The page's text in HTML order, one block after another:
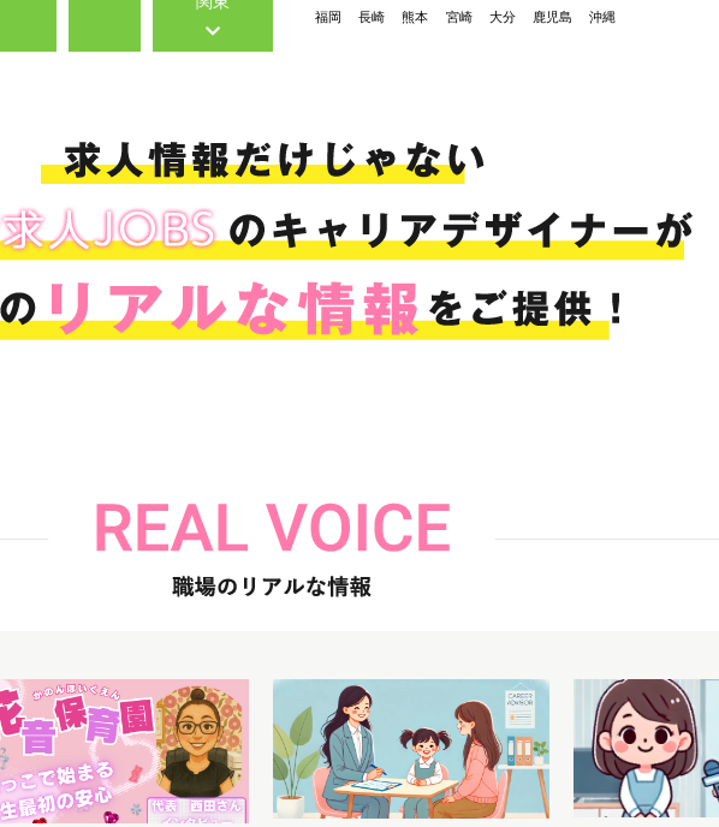
福岡 長崎 熊本 宮崎 大分 鹿児島 沖縄